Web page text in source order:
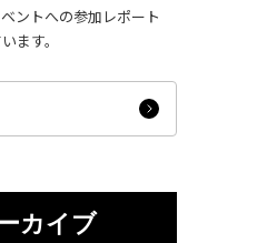
ントへの参加レポート
ます。
カイブ